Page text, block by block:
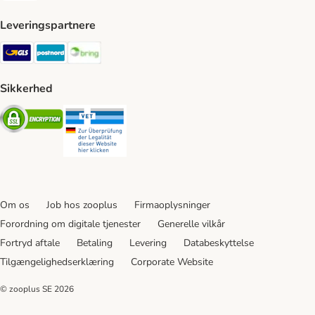
Leveringspartnere
GLS Shipping Method
Postnord Shipping Method
Sikkerhed
Security
Om os Job hos zooplus
Firmaoplysninger
Forordning om digitale tjenester
Generelle vilkår
Fortryd aftale
Betaling Levering
Databeskyttelse
Tilgængelighedserklæring
Corporate Website
© zooplus SE 2026